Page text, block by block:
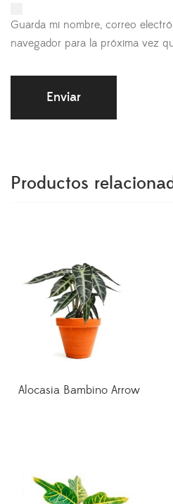
Guarda mi nombre, correo
navegador para la próxima vez
Productos
Alocasia Bambino Arrow